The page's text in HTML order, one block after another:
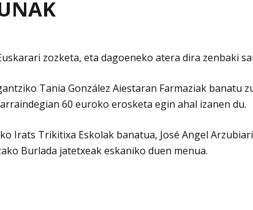
zozketa, eta dagoeneko atera dira zenbaki
Tania González Aiestaran Farmaziak banatu
60 euroko erosketa egin ahal izanen du.
Irats Trikitixa Eskolak banatua, José Angel
Burlada jatetxeak eskaniko duen menua.